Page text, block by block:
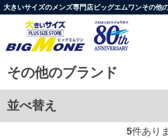
大きいサイズのメンズ専門店ビッグエムワンその他
その他のブランド
並べ替え
5件あり